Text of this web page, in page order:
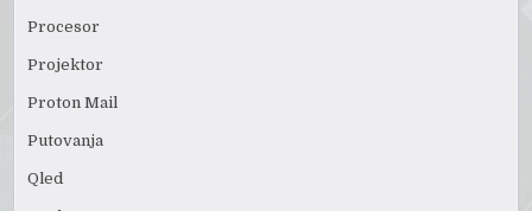
Procesor
Projektor
Proton Mail
Putovanja
Qled